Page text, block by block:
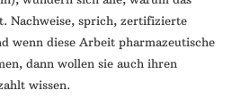
Nachweise, sprich, zertifizierte
wenn diese Arbeit pharmazeutische
dann wollen sie auch ihren
wissen.